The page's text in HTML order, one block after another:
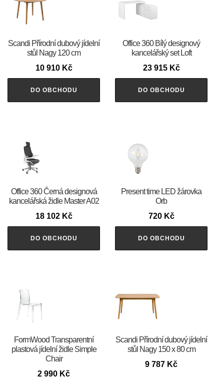
Scandi Přírodní dubový jídelní
stůl Nagy 120 cm
10 910 Kč
DO OBCHODU
Office 360 Bílý designový
kancelářský set Loft
23 915 Kč
DO OBCHODU
Office 360 Černá designová
kancelářská židle Master A02
18 102 Kč
DO OBCHODU
Present time LED žárovka
Orb
720 Kč
DO OBCHODU
FormWood Transparentní
plastová jídelní židle Simple
Chair
2 990 Kč
Scandi Přírodní dubový jídelní
stůl Nagy 150 x 80 cm
9 787 Kč